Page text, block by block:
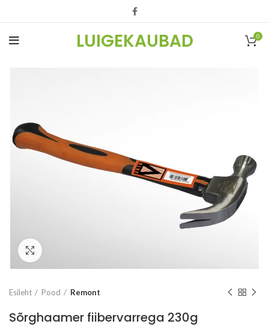
LUIGEKAUBAD 0
Esileht Pood Remont
Sõrghaamer fiibervarrega 230g